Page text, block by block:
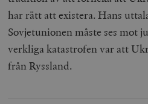
har rätt att existera. Hans
Sovjetunionen måste ses mot
verkliga katastrofen var att
från Ryssland.